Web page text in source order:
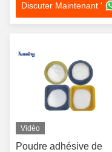
Discuter Maintenant '
Vidéo
Poudre adhésive de